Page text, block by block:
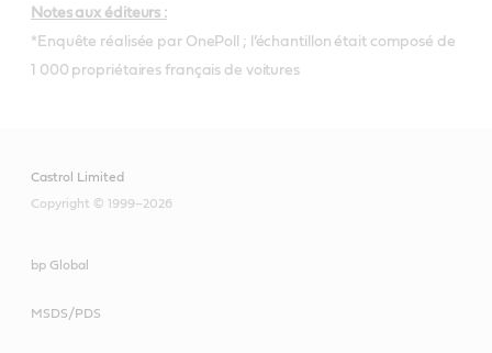
Notes aux éditeurs :
*Enquête réalisée par OnePoll ; l’échantillon était composé de
1 000 propriétaires français de voitures
Castrol Limited
Copyright © 1999–2026
bp Global
MSDS/PDS